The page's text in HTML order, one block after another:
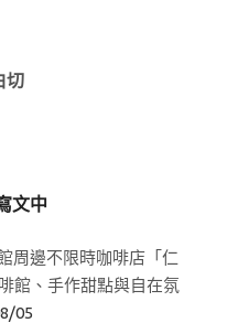
切
文中
周邊不限時咖啡店「仁
館、手作甜點與自在氛
05